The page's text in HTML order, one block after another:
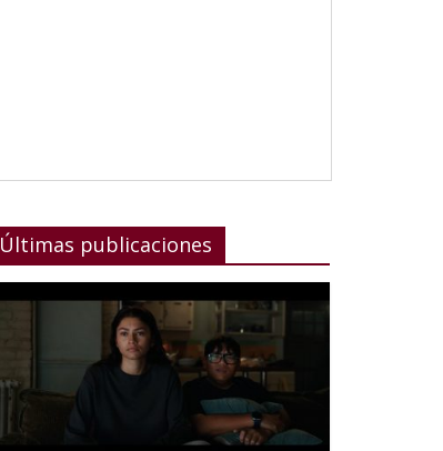
Últimas publicaciones